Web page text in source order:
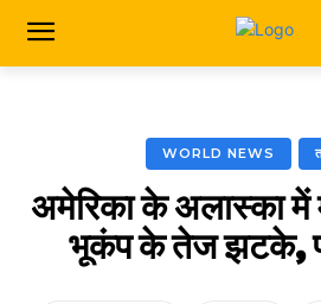
WORLD NEWS
अमेरिका के अलास्का
भूकंप के तेज झटके,